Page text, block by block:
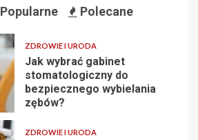
Popularne Polecane
ZDROWIE I URODA
Jak wybrać gabinet
stomatologiczny do
bezpiecznego wybielania
zębów?
ZDROWIE I URODA